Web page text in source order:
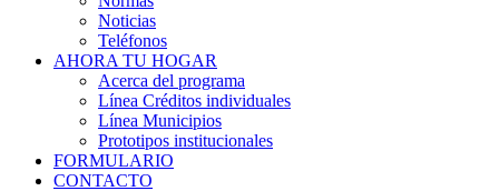
Noticias
Teléfonos
AHORA TU HOGAR
Acerca del programa
Línea Créditos individuales
Línea Municipios
Prototipos institucionales
FORMULARIO
CONTACTO